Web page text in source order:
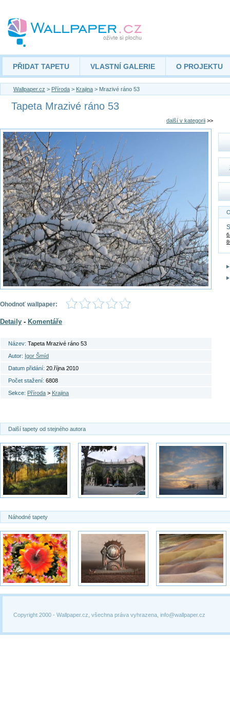
PŘIDAT TAPETU VLASTNÍ GALERIE O PROJEKTU
Wallpaper.cz > Příroda > Krajina > Mrazivé ráno 53
Tapeta Mrazivé ráno 53
další v kategorii >>
Ohodnoť wallpaper:
Detaily - Komentáře
Název: Tapeta Mrazivé ráno 53
Autor: Igor Šmíd
Datum přidání: 20.října 2010
Počet stažení: 6808
Sekce: Příroda > Krajina
Další tapety od stejného autora
Náhodné tapety
Copyright 2000 - Wallpaper.cz, všechna práva vyhrazena, info@wallpaper.cz